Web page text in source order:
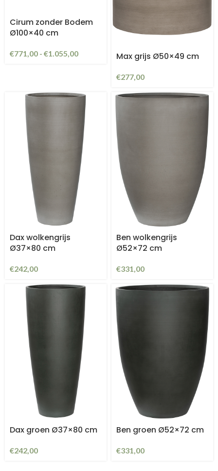
Cirum zonder Bodem
Ø100×40 cm
€771,00 - €1.055,00 Max grijs Ø50×49 cm
€277,00
Dax wolkengrijs
Ø37×80 cm
€242,00
Ben wolkengrijs
Ø52×72 cm
€331,00
Dax groen Ø37×80 cm
€242,00
Ben groen Ø52×72 cm
€331,00